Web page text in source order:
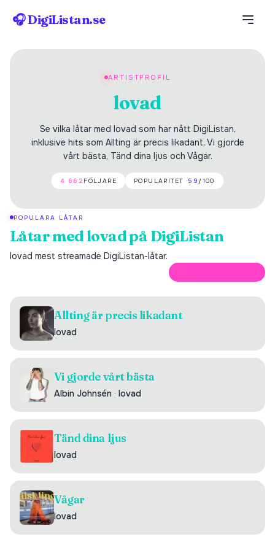
🎧 DigiListan.se
ARTISTPROFIL
lovad
Se vilka låtar med lovad som har nått DigiListan,
inklusive hits som Allting är precis likadant, Vi gjorde
vårt bästa, Tänd dina ljus och Vågar.
4 662 FÖLJARE POPULARITET ·59 /100
POPULÄRA LÅTAR
Låtar medlovadpå DigiListan
lovad mest streamade DigiListan-låtar.
Allting är precis likadant
lovad
Vi gjorde vårt bästa
Albin Johnsén · lovad
Tänd dina ljus
lovad
Vågar
lovad